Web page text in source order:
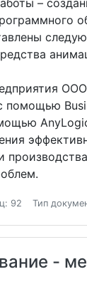
–
помощью
92 Тип
-